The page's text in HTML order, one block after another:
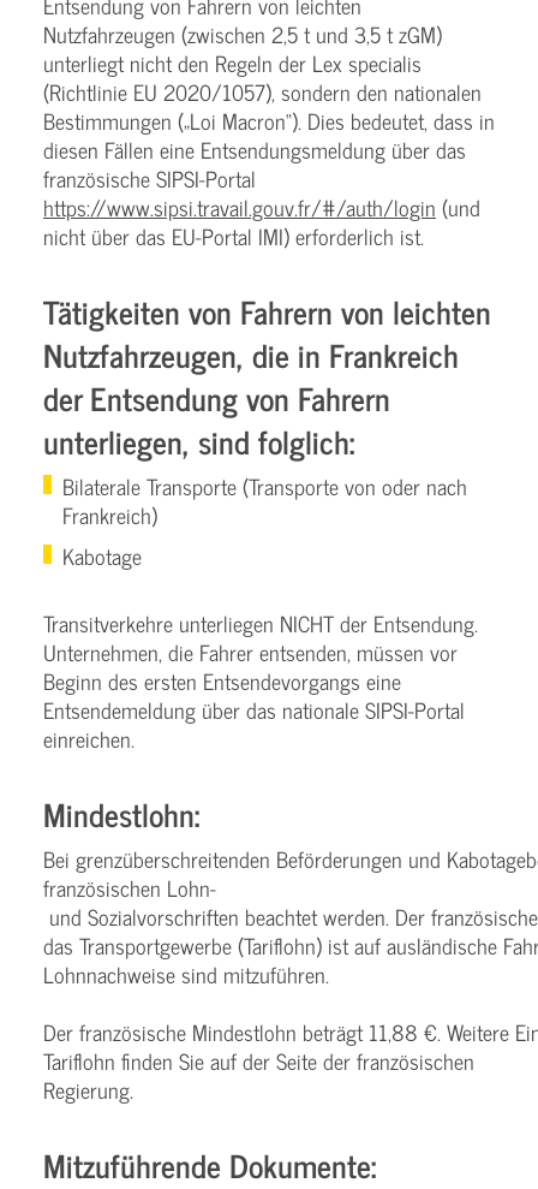
Nutzfahrzeugen (zwischen 2,5 t und 3,5 t zGM)
unterliegt nicht den Regeln der Lex specialis
(Richtlinie EU 2020/1057), sondern den nationalen
Bestimmungen („Loi Macron“). Dies bedeutet, dass in
diesen Fällen eine Entsendungsmeldung über das
französische SIPSI-Portal
https://www.sipsi.travail.gouv.fr/#/auth/login (und
nicht über das EU-Portal IMI) erforderlich ist.
Tätigkeiten von Fahrern von leichten
Nutzfahrzeugen, die in Frankreich
der Entsendung von Fahrern
unterliegen, sind folglich:
Bilaterale Transporte (Transporte von oder nach
Frankreich)
Kabotage
Transitverkehre unterliegen NICHT der Entsendung.
Unternehmen, die Fahrer entsenden, müssen vor
Beginn des ersten Entsendevorgangs eine
Entsendemeldung über das nationale SIPSI-Portal
einreichen.
Mindestlohn:
Bei grenzüberschreitenden Beförderungen und
französischen Lohn­
und Sozialvorschriften beachtet werden. Der
das Transportgewerbe (Tariflohn) ist auf ausländische
Lohnnachweise sind mitzuführen.
Der französische Mindestlohn beträgt 11,88 €. Weitere
Tariflohn finden Sie auf der Seite der französischen
Regierung.
Mitzuführende Dokumente: